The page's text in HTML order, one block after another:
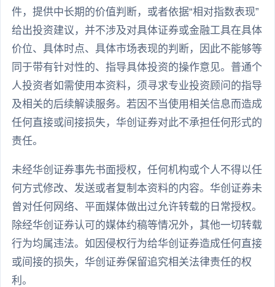
件，提供中长期的价值判断，或者依据“相对指数表现”
给出投资建议，并不涉及对具体证券或金融工具在具体
价位、具体时点、具体市场表现的判断，因此不能够等
同于带有针对性的、指导具体投资的操作意见。普通个
人投资者如需使用本资料，须寻求专业投资顾问的指导
及相关的后续解读服务。若因不当使用相关信息而造成
任何直接或间接损失，华创证券对此不承担任何形式的
责任。
未经华创证券事先书面授权，任何机构或个人不得以任
何方式修改、发送或者复制本资料的内容。华创证券未
曾对任何网络、平面媒体做出过允许转载的日常授权。
除经华创证券认可的媒体约稿等情况外，其他一切转载
行为均属违法。如因侵权行为给华创证券造成任何直接
或间接的损失，华创证券保留追究相关法律责任的权
利。